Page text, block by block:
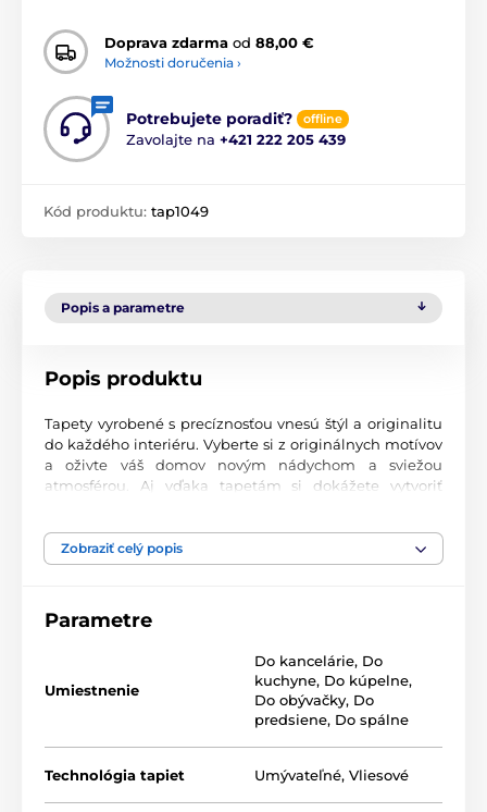
Doprava zdarma od 88,00 €
Možnosti doručenia ›
Potrebujete poradiť? offline
Zavolajte na +421 222 205 439
Kód produktu: tap1049
Popis a parametre
Popis produktu
Tapety vyrobené s precíznosťou vnesú štýl a originalitu
do každého interiéru. Vyberte si z originálnych motívov
a oživte váš domov novým nádychom a sviežou
atmosférou. Aj vďaka tapetám si dokážete vytvoriť
Najvyššia kvalita tlače
miestnosti. Tlačia sa na kvalitný vlies s jemným
technológii sa vyznačujú výbornou odolnosťou a
farebnou stálosťou.
výška)
Zobraziť celý popis
Parametre
Umiestnenie
Do kancelárie, Do
kuchyne, Do kúpelne,
Do obývačky, Do
predsiene, Do spálne
Technológia tapiet Umývateľné, Vliesové